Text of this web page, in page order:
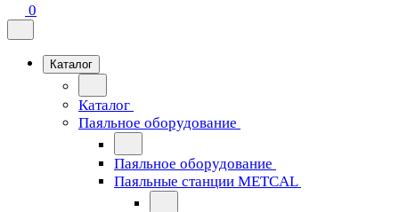
0
Каталог
Каталог
Паяльное оборудование
Паяльное оборудование
Паяльные станции METCAL